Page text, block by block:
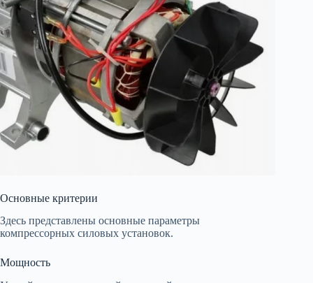
Основные критерии
Здесь представлены основные параметры
компрессорных силовых установок.
Мощность